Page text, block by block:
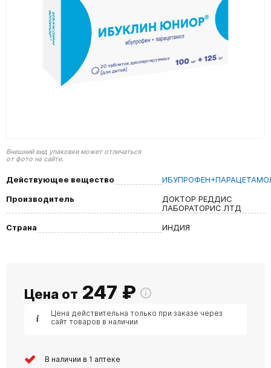
Внешний вид упаковки может отличаться
от фото на сайте.
Действующее вещество
Производитель
ДОКТОР РЕДДИС
ЛАБОРАТОРИС ЛТД
Страна
ИНДИЯ
Цена от 247 ₽
Цена действительна только при заказе через
сайт товаров в наличии
В наличии в 1 аптеке